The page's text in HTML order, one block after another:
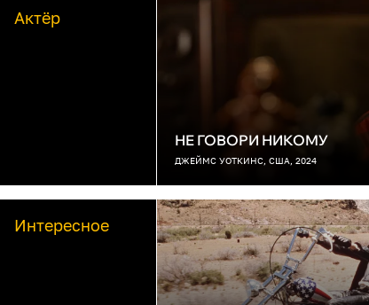
Актёр
НЕ ГОВОРИ НИКОМУ
ДЖЕЙМС УОТКИНС, США, 2024
Интересное